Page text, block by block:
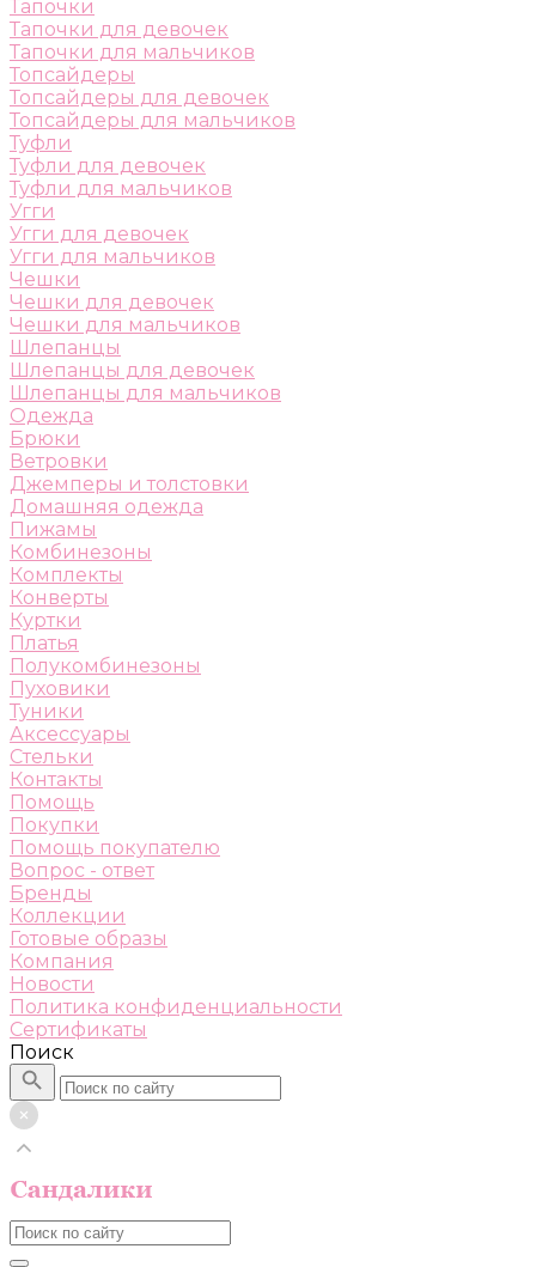
Тапочки
Тапочки для девочек
Тапочки для мальчиков
Топсайдеры
Топсайдеры для девочек
Топсайдеры для мальчиков
Туфли
Туфли для девочек
Туфли для мальчиков
Угги
Угги для девочек
Угги для мальчиков
Чешки
Чешки для девочек
Чешки для мальчиков
Шлепанцы
Шлепанцы для девочек
Шлепанцы для мальчиков
Одежда
Брюки
Ветровки
Джемперы и толстовки
Домашняя одежда
Пижамы
Комбинезоны
Комплекты
Конверты
Куртки
Платья
Полукомбинезоны
Пуховики
Туники
Аксессуары
Стельки
Контакты
Помощь
Покупки
Помощь покупателю
Вопрос - ответ
Бренды
Коллекции
Готовые образы
Компания
Новости
Политика конфиденциальности
Сертификаты
Поиск